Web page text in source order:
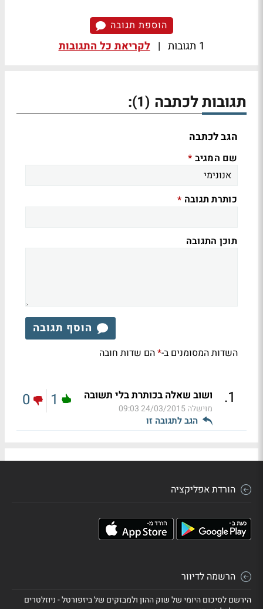
הוספת תגובה
1 תגובות | לקריאת כל התגובות
תגובות לכתבה (1)
:
הגב לכתבה
שם המגיב *
כותרת תגובה *
תוכן התגובה
הוסף תגובה
השדות המסומנים ב-*הם שדות חובה
1
. ושוב שאלה בכותרת בלי תשובה
מוישלה24/03/2015 09:03
הגב לתגובה זו
1
0
הורדת אפליקציה
הרשמה לדיוור
הירשם לסיכום היומי של שוק ההון ולמבזקים של ביזפורטל - ניוזלטרים